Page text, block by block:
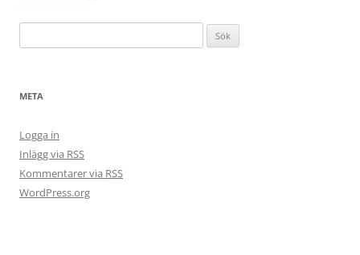
ö
e
t
e
r
:
META
Logga in
Inlägg via RSS
Kommentarer via RSS
WordPress.org